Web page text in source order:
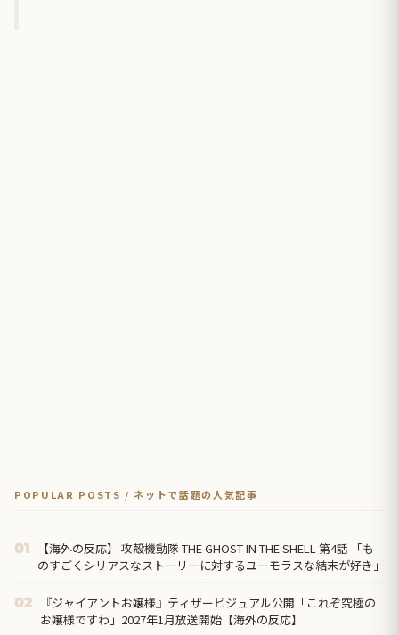
POPULAR POSTS / ネットで話題の人気記事
01
【海外の反応】 攻殻機動隊 THE GHOST IN THE SHELL 第4話 「も
のすごくシリアスなストーリーに対するユーモラスな結末が好き」
02
『ジャイアントお嬢様』ティザービジュアル公開「これぞ究極の
お嬢様ですわ」2027年1月放送開始【海外の反応】